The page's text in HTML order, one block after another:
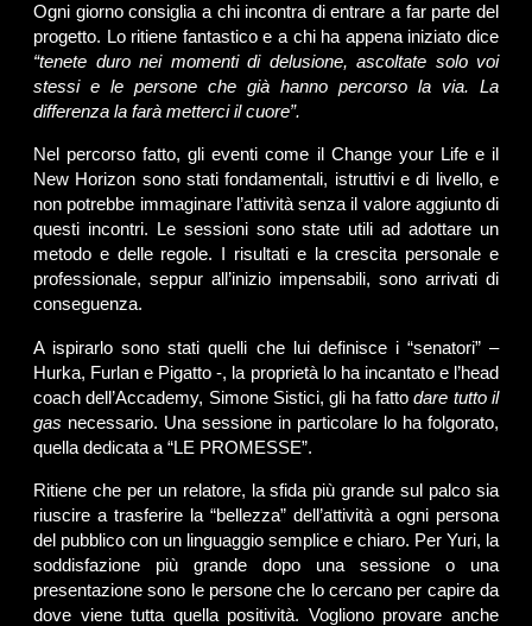
Ogni giorno consiglia a chi incontra di entrare a far parte del
progetto. Lo ritiene fantastico e a chi ha appena iniziato dice
“tenete duro nei momenti di delusione, ascoltate solo voi
stessi e le persone che già hanno percorso la via. La
differenza la farà metterci il cuore”.
Nel percorso fatto, gli eventi come il Change your Life e il
New Horizon sono stati fondamentali, istruttivi e di livello, e
non potrebbe immaginare l’attività senza il valore aggiunto di
questi incontri. Le sessioni sono state utili ad adottare un
metodo e delle regole. I risultati e la crescita personale e
professionale, seppur all’inizio impensabili, sono arrivati di
conseguenza.
A ispirarlo sono stati quelli che lui definisce i “senatori” –
Hurka, Furlan e Pigatto -, la proprietà lo ha incantato e l’head
coach dell’Accademy, Simone Sistici, gli ha fattodare tutto il
gas necessario. Una sessione in particolare lo ha folgorato,
quella dedicata a “LE PROMESSE”.
Ritiene che per un relatore, la sfida più grande sul palco sia
riuscire a trasferire la “bellezza” dell’attività a ogni persona
del pubblico con un linguaggio semplice e chiaro. Per Yuri, la
soddisfazione più grande dopo una sessione o una
presentazione sono le persone che lo cercano per capire da
dove viene tutta quella positività. Vogliono provare anche